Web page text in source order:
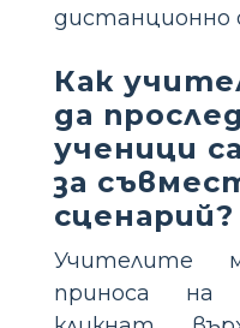
дистанционно
Как
да
ученици
за
сценарий?
Учителите
приноса на